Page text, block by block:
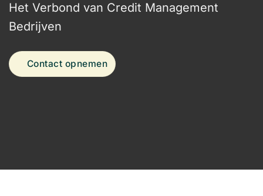
Het Verbond van Credit Management
Bedrijven
Contact opnemen